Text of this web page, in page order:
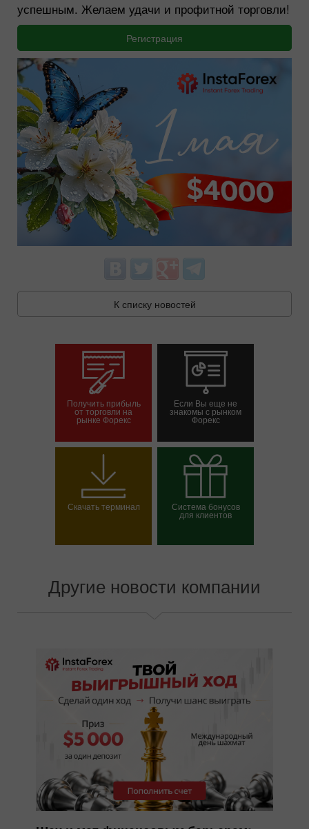
успешным. Желаем удачи и профитной торговли!
Регистрация
К списку новостей
Получить прибыль
от торговли на
рынке Форекс
счет
Если Вы еще не
знакомы с рынком
Форекс
Открыть демосчет
Скачать терминал Система бонусов
для клиентов
Другие новости компании